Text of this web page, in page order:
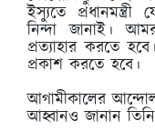
ইস্যুতে
নিন্দা জানাই।
প্রত্যাহার করতে
প্রকাশ করতে হবে।
আগামীকালের
আহ্বানও জানান